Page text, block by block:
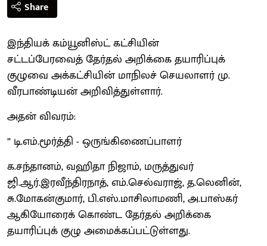
Share
இந்தியக் கம்யூனிஸ்ட் கட்சியின்
சட்டப்பேரவைத் தேர்தல் அறிக்கை தயாரிப்புக்
குழுவை அக்கட்சியின் மாநிலச் செயலாளர் மு.
வீரபாண்டியன் அறிவித்துள்ளார்.
அதன் விவரம்:
” டி.எம்.மூர்த்தி - ஒருங்கிணைப்பாளர்
க.சந்தானம், வஹிதா நிஜாம், மருத்துவர்
ஜி.ஆர்.இரவீந்திரநாத், எம்.செல்வராஜ், த.லெனின்,
சு.மோகன்குமார், பி.எஸ்.மாசிலாமணி, அ.பாஸ்கர்
ஆகியோரைக் கொண்ட தேர்தல் அறிக்கை
தயாரிப்புக் குழு அமைக்கப்பட்டுள்ளது.